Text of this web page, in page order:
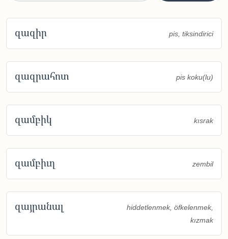
զազիր pis, tiksindirici
զազրահոտ pis koku(lu)
զամբիկ kısrak
զամբիւղ zembil
զայրանալ
hiddetlenmek, öfkelenmek,
kızmak